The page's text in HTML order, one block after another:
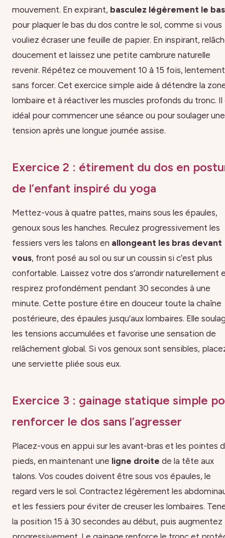
mouvement. En expirant, basculez légèrement le
pour plaquer le bas du dos contre le sol, comme si vous
vouliez écraser une feuille de papier. En inspirant,
doucement et laissez une petite cambrure naturelle
revenir. Répétez ce mouvement 10 à 15 fois,
sans forcer. Cet exercice simple aide à détendre la
lombaire et à réactiver les muscles profonds du tronc.
idéal pour commencer une séance ou pour soulager une
tension après une longue journée assise.
Exercice 2 : étirement du dos en
de l’enfant inspiré du yoga
Mettez-vous à quatre pattes, mains sous les épaules,
genoux sous les hanches. Reculez progressivement les
fessiers vers les talons en allongeant les bras devant
vous, front posé au sol ou sur un coussin si c’est plus
confortable. Laissez votre dos s’arrondir naturellement
respirez profondément pendant 30 secondes à une
minute. Cette posture étire en douceur toute la chaîne
postérieure, des épaules jusqu’aux lombaires. Elle
les tensions accumulées et favorise une sensation de
relâchement global. Si vos genoux sont sensibles,
une serviette pliée sous eux.
Exercice 3 : gainage statique simple
renforcer le dos sans l’agresser
Placez-vous en appui sur les avant-bras et les pointes
pieds, en maintenant une ligne droite de la tête aux
talons. Vos coudes doivent être sous vos épaules, le
regard vers le sol. Contractez légèrement les
et les fessiers pour éviter de creuser les lombaires.
la position 15 à 30 secondes au début, puis augmentez